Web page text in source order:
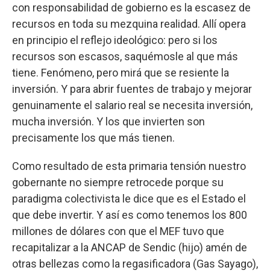
con responsabilidad de gobierno es la escasez de
recursos en toda su mezquina realidad. Allí opera
en principio el reflejo ideológico: pero si los
recursos son escasos, saquémosle al que más
tiene. Fenómeno, pero mirá que se resiente la
inversión. Y para abrir fuentes de trabajo y mejorar
genuinamente el salario real se necesita inversión,
mucha inversión. Y los que invierten son
precisamente los que más tienen.
Como resultado de esta primaria tensión nuestro
gobernante no siempre retrocede porque su
paradigma colectivista le dice que es el Estado el
que debe invertir. Y así es como tenemos los 800
millones de dólares con que el MEF tuvo que
recapitalizar a la ANCAP de Sendic (hijo) amén de
otras bellezas como la regasificadora (Gas Sayago),